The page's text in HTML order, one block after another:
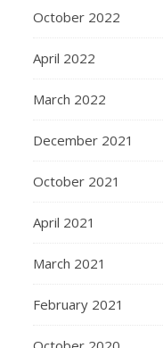
October 2022
April 2022
March 2022
December 2021
October 2021
April 2021
March 2021
February 2021